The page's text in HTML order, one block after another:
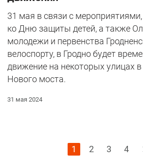
31 мая в связи с
ко Дню защиты детей, а также
молодежи и первенства
велоспорту, в Гродно будет
движение на некоторых улицах
Нового моста.
31 мая 2024
1 2 3 4